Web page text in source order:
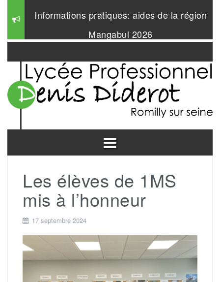
contenu
Informations pratiques: aides de la région
Mangabul 2026
Les élèves de 1MS
mis à l’honneur
17 septembre 2024